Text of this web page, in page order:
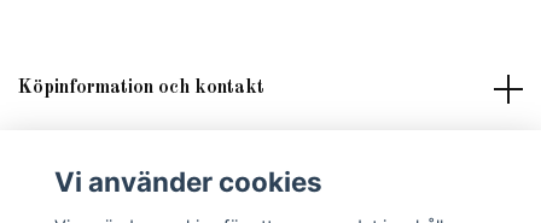
Köpinformation och kontakt
Vi använder cookies